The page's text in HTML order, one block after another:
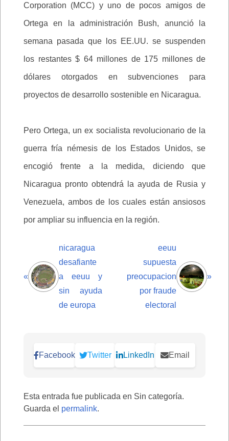
Corporation (MCC) y uno de pocos amigos de
Ortega en la administración Bush, anunció la
semana pasada que los EE.UU. se suspenden
los restantes $ 64 millones de 175 millones de
dólares otorgados en subvenciones para
proyectos de desarrollo sostenible en Nicaragua.
Pero Ortega, un ex socialista revolucionario de la
guerra fría némesis de los Estados Unidos, se
encogió frente a la medida, diciendo que
Nicaragua pronto obtendrá la ayuda de Rusia y
Venezuela, ambos de los cuales están ansiosos
por ampliar su influencia en la región.
«
nicaragua
desafiante
a eeuu y
sin ayuda
de europa
eeuu
supuesta
preocupacion
por fraude
electoral
»
Facebook Twitter LinkedIn Email
Esta entrada fue publicada en Sin categoría.
Guarda el permalink.